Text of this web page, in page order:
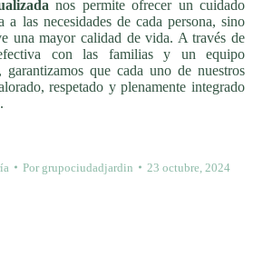
nos permite ofrecer un cuidado
a las necesidades de cada persona, sino
una mayor calidad de vida. A través de
con las familias y un equipo
garantizamos que cada uno de nuestros
respetado y plenamente integrado
Por grupociudadjardin 23 octubre, 2024